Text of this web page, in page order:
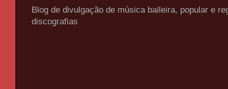
Blog de divulgação de música baileira, popular e
discografias